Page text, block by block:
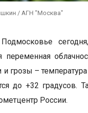
/ АГН "Москва"
переменная
грозы –
до +32 градусов.
России.